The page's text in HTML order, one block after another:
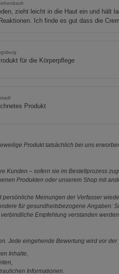
zieht leicht in die Haut ein und hält
Ich finde es gut dass die
für die Körperpflege
Produkt
Produkt tatsächlich bei uns
Kunden – sofern sie im Bestellprozess
Produkten oder unserem Shop mit
Meinungen der Verfasser
für gesundheitsbezogene
Empfehlung verstanden
Jede eingehende Bewertung wird vor
Inhalte,
Informationen.